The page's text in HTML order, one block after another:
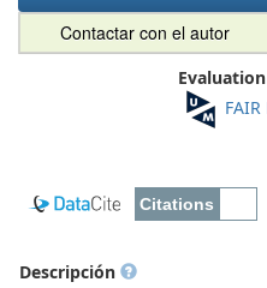
Contactar con el autor
Descripción